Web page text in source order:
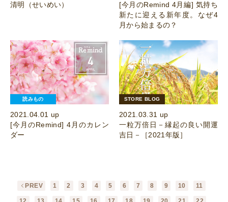
清明（せいめい）
[今月のRemind 4月編] 気持ち
新たに迎える新年度。なぜ4
月から始まるの？
読みもの
2021.04.01 up
[今月のRemind] 4月のカレン
ダー
STORE BLOG
2021.03.31 up
一粒万倍日－縁起の良い開運
吉日－［2021年版］
PREV 1 2 3 4 5 6 7 8 9 10 11